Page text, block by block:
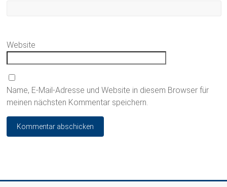
Website
Name, E-Mail-Adresse und Website in diesem Browser für
meinen nächsten Kommentar speichern.